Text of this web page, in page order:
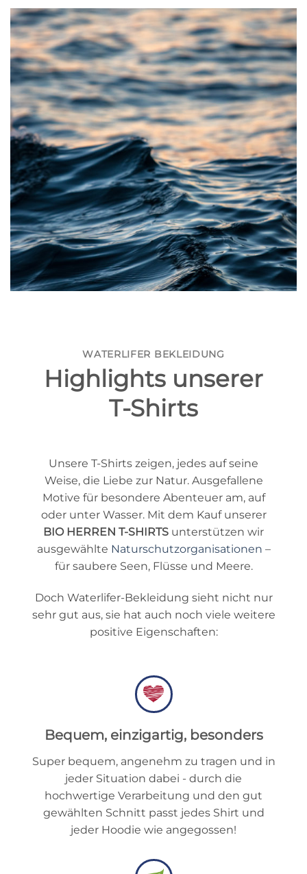
WATERLIFER BEKLEIDUNG
Highlights unserer
T-Shirts
Unsere T-Shirts zeigen, jedes auf seine
Weise, die Liebe zur Natur. Ausgefallene
Motive für besondere Abenteuer am, auf
oder unter Wasser. Mit dem Kauf unserer
BIO HERREN T-SHIRTS unterstützen wir
ausgewählte Naturschutzorganisationen –
für saubere Seen, Flüsse und Meere.
Doch Waterlifer-Bekleidung sieht nicht nur
sehr gut aus, sie hat auch noch viele weitere
positive Eigenschaften:
Bequem, einzigartig, besonders
Super bequem, angenehm zu tragen und in
jeder Situation dabei - durch die
hochwertige Verarbeitung und den gut
gewählten Schnitt passt jedes Shirt und
jeder Hoodie wie angegossen!